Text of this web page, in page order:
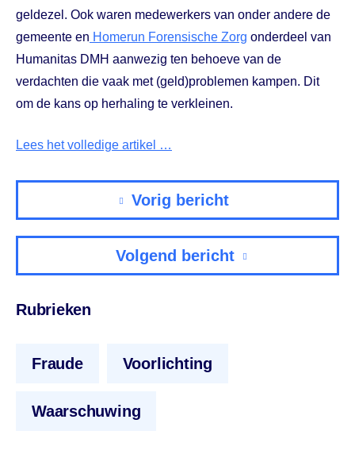
geldezel. Ook waren medewerkers van onder andere de
gemeente en Homerun Forensische Zorg onderdeel van
Humanitas DMH aanwezig ten behoeve van de
verdachten die vaak met (geld)problemen kampen. Dit
om de kans op herhaling te verkleinen.
Lees het volledige artikel …
Vorig bericht
Volgend bericht
Rubrieken
Fraude Voorlichting
Waarschuwing